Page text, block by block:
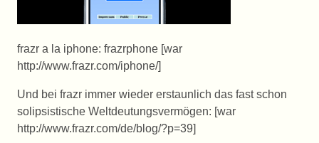
frazr a la iphone: frazrphone [war
http://www.frazr.com/iphone/]
Und bei frazr immer wieder erstaunlich das fast schon
solipsistische Weltdeutungsvermögen: [war
http://www.frazr.com/de/blog/?p=39]